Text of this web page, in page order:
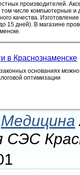
производителей.
том числе компьютерные
качества.
15 дней). В магазине
в Краснознаменске
основаниях
оптимизации
Медицина
СЭС